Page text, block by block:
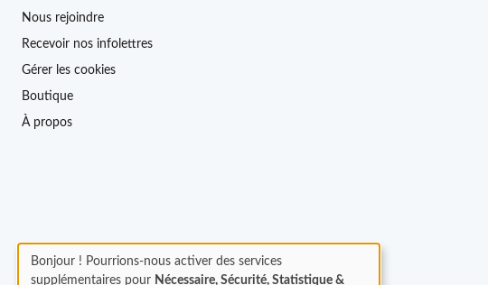
Nous rejoindre
Recevoir nos infolettres
Gérer les cookies
Boutique
À propos
Bonjour ! Pourrions-nous activer des services
supplémentaires pour Nécessaire, Sécurité, Statistique &